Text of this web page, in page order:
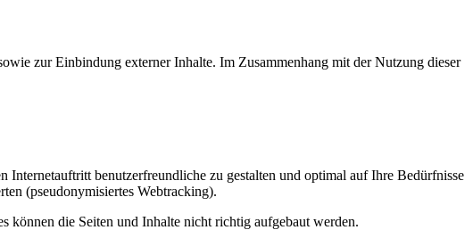
zur Einbindung externer Inhalte. Im Zusammenhang mit der Nutzung dieser
benutzerfreundliche zu gestalten und optimal auf Ihre Bedürfnisse
(pseudonymisiertes Webtracking).
die Seiten und Inhalte nicht richtig aufgebaut werden.